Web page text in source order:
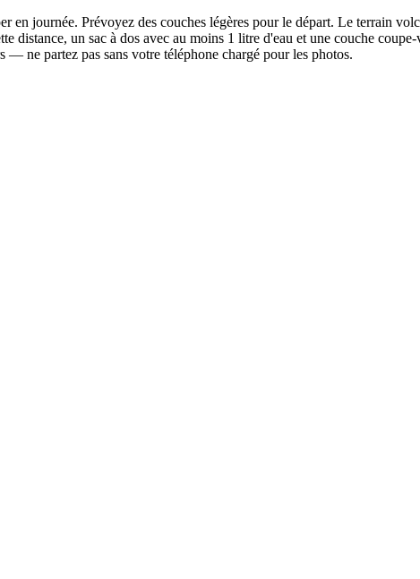
journée. Prévoyez des couches légères pour le départ. Le terrain
distance, un sac à dos avec au moins 1 litre d'eau et une couche
ne partez pas sans votre téléphone chargé pour les photos.